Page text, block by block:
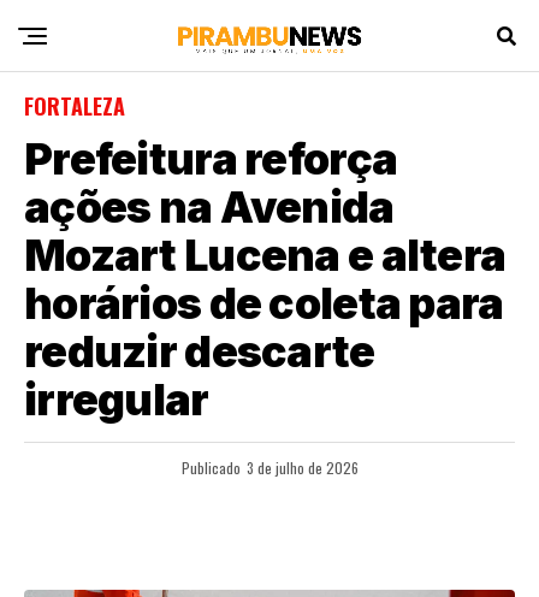
FORTALEZA
Prefeitura reforça
ações na Avenida
Mozart Lucena e altera
horários de coleta para
reduzir descarte
irregular
Publicado 3 de julho de 2026